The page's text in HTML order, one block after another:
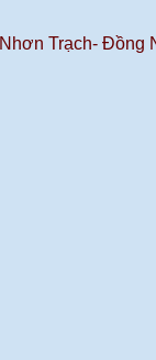
Trạch- Đồng